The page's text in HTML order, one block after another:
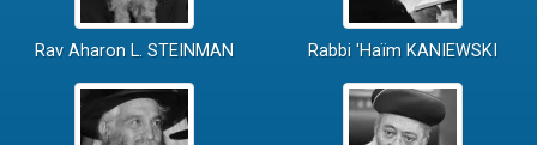
Rav Aharon L. STEINMAN Rabbi 'Haïm KANIEWSKI